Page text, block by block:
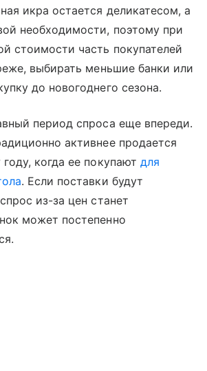
икра остается деликатесом, а
необходимости, поэтому при
стоимости часть покупателей
выбирать меньшие банки или
до новогоднего сезона.
период спроса еще впереди.
активнее продается
когда ее покупают для
. Если поставки будут
из-за цен станет
может постепенно